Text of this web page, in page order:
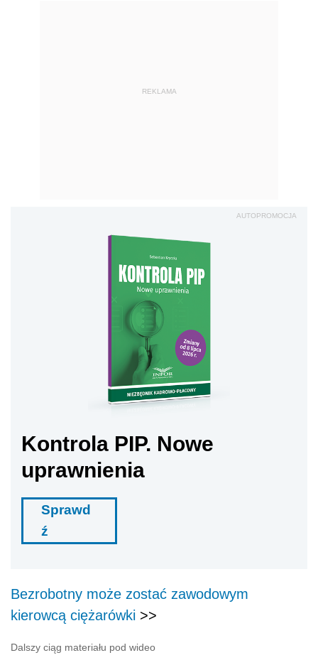
REKLAMA
AUTOPROMOCJA
Kontrola PIP. Nowe
uprawnienia
Sprawd
ź
Bezrobotny może zostać zawodowym
kierowcą ciężarówki >>
Dalszy ciąg materiału pod wideo